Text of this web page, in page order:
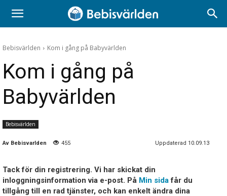
Bebisvärlden Kom i gång på Babyvärlden
Kom i gång på
Babyvärlden
Bebisvärlden
Av Bebisvarlden 455 Uppdaterad 10.09.13
Tack för din registrering. Vi har skickat din
inloggningsinformation via e-post. På Min sidafår du
tillgång till en rad tjänster, och kan enkelt ändra dina